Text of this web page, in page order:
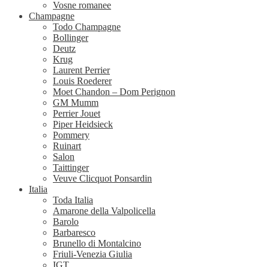
Vosne romanee
Champagne
Todo Champagne
Bollinger
Deutz
Krug
Laurent Perrier
Louis Roederer
Moet Chandon – Dom Perignon
GM Mumm
Perrier Jouet
Piper Heidsieck
Pommery
Ruinart
Salon
Taittinger
Veuve Clicquot Ponsardin
Italia
Toda Italia
Amarone della Valpolicella
Barolo
Barbaresco
Brunello di Montalcino
Friuli-Venezia Giulia
IGT